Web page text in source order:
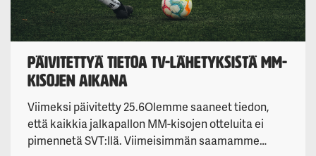
Päivitettyä tietoa TV-lähetyksistä MM-
kisojen aikana
Viimeksi päivitetty 25.6Olemme saaneet tiedon,
että kaikkia jalkapallon MM-kisojen otteluita ei
pimennetä SVT:llä. Viimeisimmän saamamme…